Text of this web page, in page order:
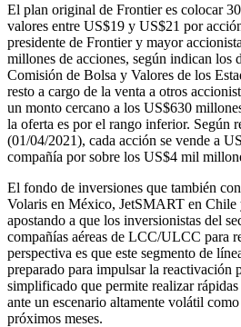
El plan original de Frontier es colocar
valores entre US$19 y US$21 por
presidente de Frontier y mayor
millones de acciones, según indican los
Comisión de Bolsa y Valores de los
resto a cargo de la venta a otros
un monto cercano a los US$630
la oferta es por el rango inferior. Según
(01/04/2021), cada acción se vende a
compañía por sobre los US$4 mil
El fondo de inversiones que también
Volaris en México, JetSMART en Chile
apostando a que los inversionistas del
compañías aéreas de LCC/ULCC para
perspectiva es que este segmento de
preparado para impulsar la reactivación
simplificado que permite realizar
ante un escenario altamente volátil
próximos meses.